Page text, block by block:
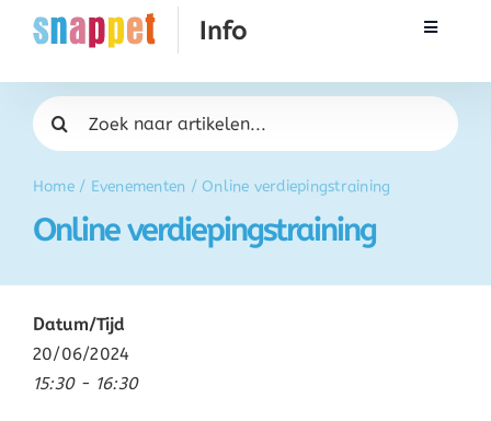
naar
Toggle
Rekenen
Taal & Spelling
Werken met Snappet
Activatie
Home/ Evenementen / Online verdiepingstraining
Online verdiepingstraining
Zoeken
naar:
Datum/Tijd
20/06/2024
15:30 - 16:30